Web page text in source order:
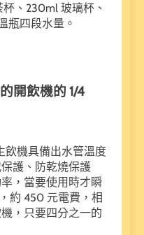
、230ml 玻璃杯、
瓶四段水量。
開飲機的 1/4
飲機具備出水管溫度
護、防乾燒保護
，當要使用時才瞬
約 450 元電費，相
，只要四分之一的